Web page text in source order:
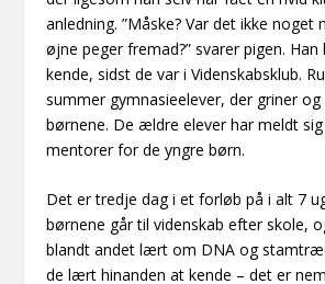
anledning. ”Måske? Var det ikke noget
øjne peger fremad?” svarer pigen.
kende, sidst de var i Videnskabsklub.
summer gymnasieelever, der griner
børnene. De ældre elever har meldt
mentorer for de yngre børn.
Det er tredje dag i et forløb på i alt 7
børnene går til videnskab efter skole,
blandt andet lært om DNA og
de lært hinanden at kende – det er